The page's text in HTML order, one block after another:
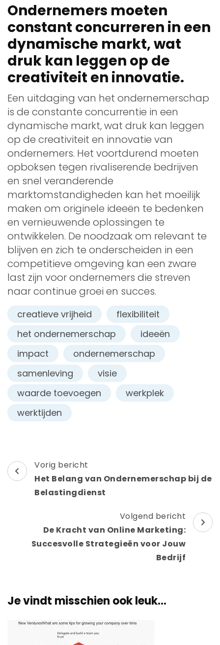
Ondernemers moeten
constant concurreren in een
dynamische markt, wat
druk kan leggen op de
creativiteit en innovatie.
Een uitdaging van het ondernemerschap
is de constante concurrentie in een
dynamische markt, wat druk kan leggen
op de creativiteit en innovatie van
ondernemers. Het voortdurend moeten
opboksen tegen rivaliserende bedrijven
en snel veranderende
marktomstandigheden kan het moeilijk
maken om originele ideeën te bedenken
en vernieuwende oplossingen te
ontwikkelen. De noodzaak om relevant te
blijven en zich te onderscheiden in een
competitieve omgeving kan een zware
last zijn voor ondernemers die streven
naar continue groei en succes.
creatieve vrijheid
flexibiliteit
het ondernemerschap
ideeën
impact
ondernemerschap
samenleving
visie
waarde toevoegen
werkplek
werktijden
Berichtnavigatie
Vorig bericht
Het Belang van Ondernemerschap bij de
Belastingdienst
Volgend bericht
De Kracht van Online Marketing:
Succesvolle Strategieën voor Jouw
Bedrijf
Je vindt misschien ook leuk...